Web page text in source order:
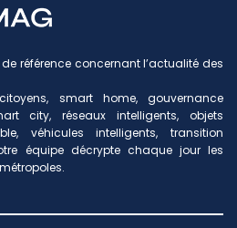
référence concernant l’actualité des
smart home, gouvernance
city, réseaux intelligents, objets
véhicules intelligents, transition
équipe décrypte chaque jour les